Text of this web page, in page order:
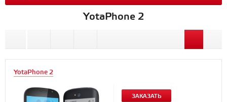
YotaPhone 2
YotaPhone 2
ЗАКАЗАТЬ